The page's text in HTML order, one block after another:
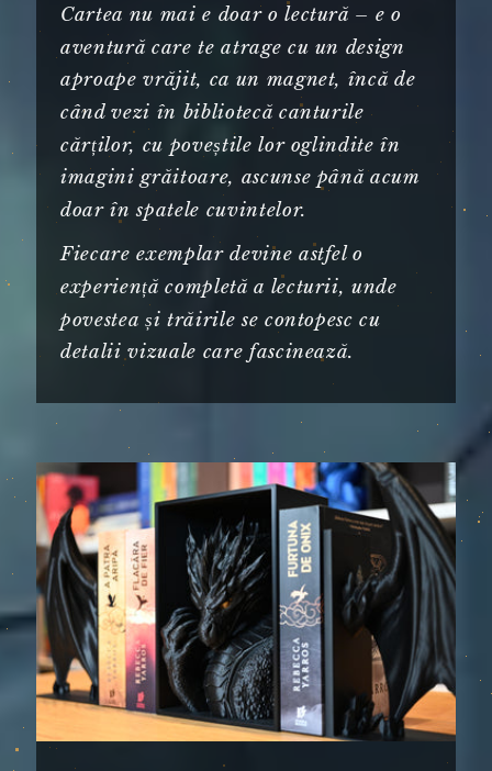
Cartea nu mai e doar o lectură – e o
aventură care te atrage cu un design
aproape vrăjit, ca un magnet, încă de
când vezi în bibliotecă canturile
cărților, cu poveștile lor oglindite în
imagini grăitoare, ascunse până acum
doar în spatele cuvintelor.
Fiecare exemplar devine astfel o
experiență completă a lecturii, unde
povestea și trăirile se contopesc cu
detalii vizuale care fascinează.